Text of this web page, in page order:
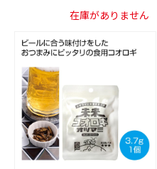
在庫がありません